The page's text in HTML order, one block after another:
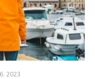
2023